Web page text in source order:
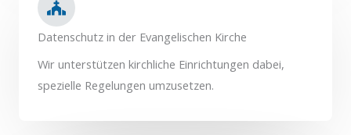
Datenschutz in der Evangelischen Kirche
Wir unterstützen kirchliche Einrichtungen dabei,
spezielle Regelungen umzusetzen.​